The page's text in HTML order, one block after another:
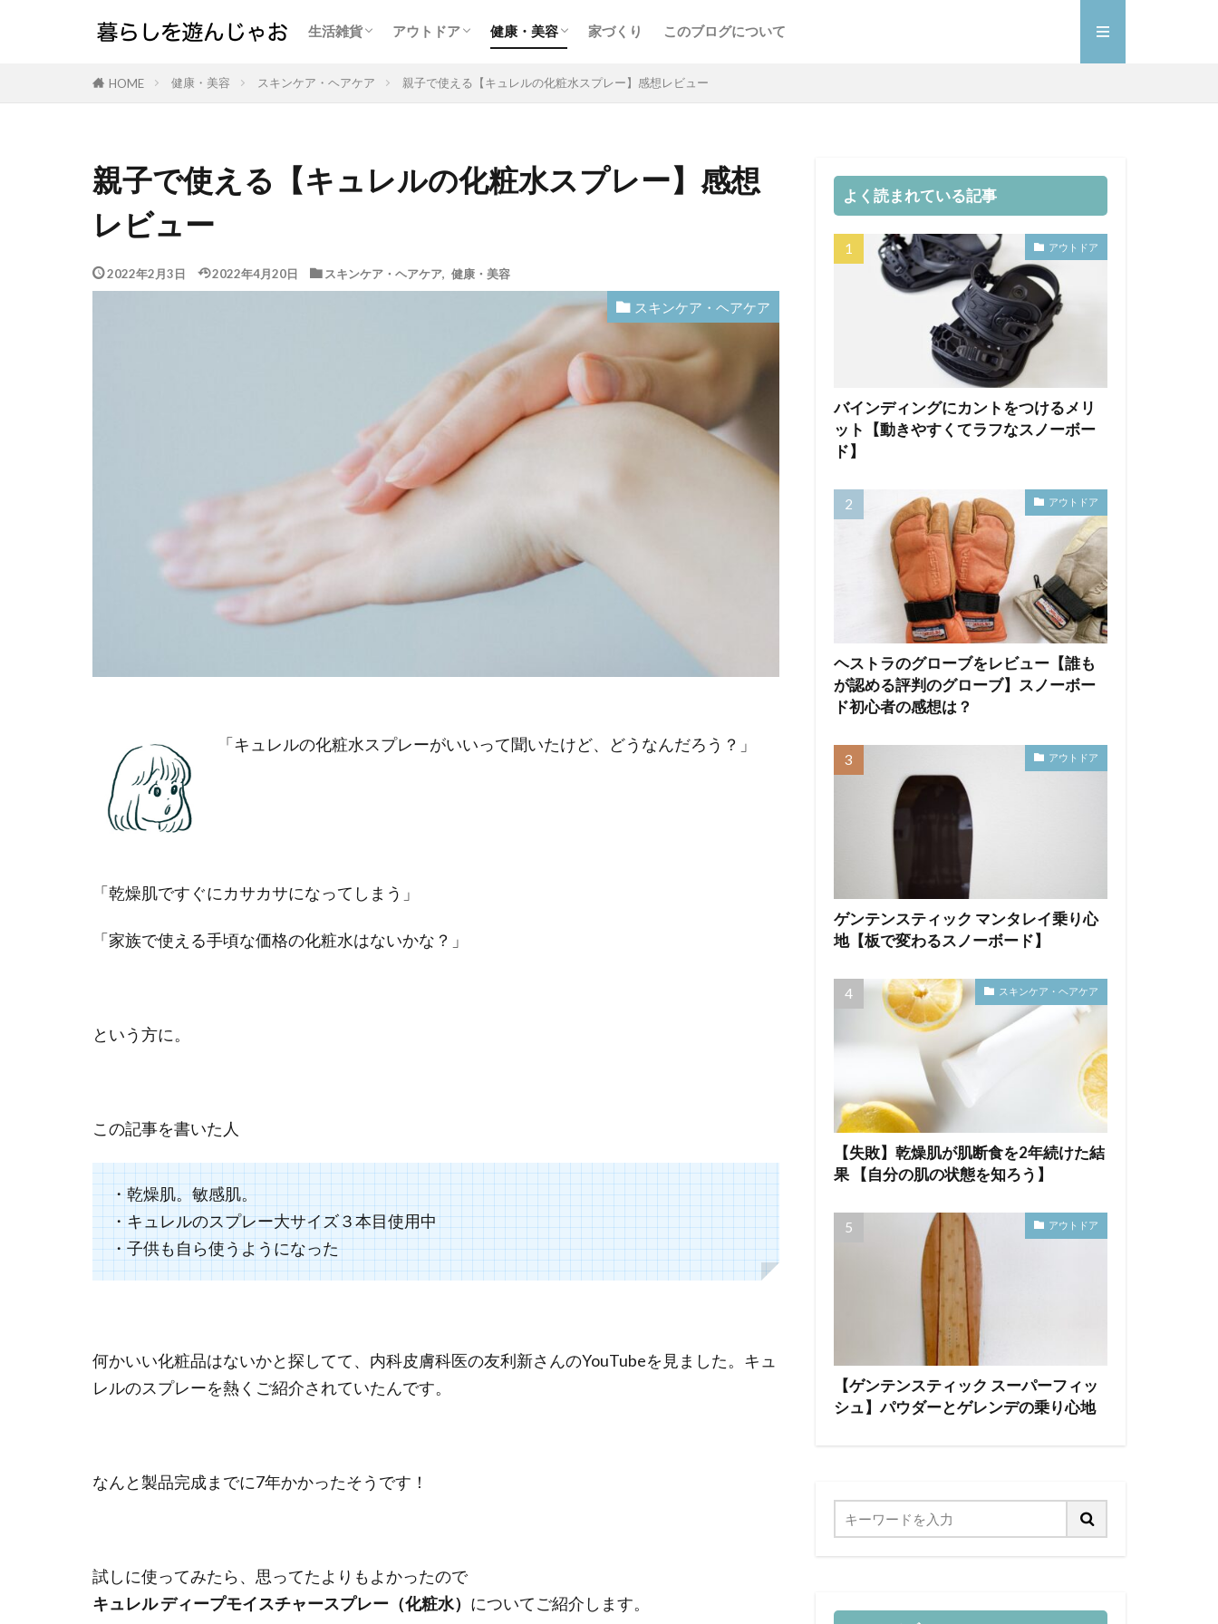
生活雑貨 アウトドア 健康・美容 家づくり このブログについて
HOME 健康・美容 スキンケア・ヘアケア 親子で使える【キュレルの化粧水スプレー】感想レビュー
親子で使える【キュレルの化粧水スプレー】感想
レビュー
2022年2月3日 2022年4月20日 スキンケア・ヘアケア, 健康・美容
スキンケア・ヘアケア
「キュレルの化粧水スプレーがいいって聞いたけど、どうなんだろう？」
「乾燥肌ですぐにカサカサになってしまう」
「家族で使える手頃な価格の化粧水はないかな？」
という方に。
この記事を書いた人
・乾燥肌。敏感肌。
・キュレルのスプレー大サイズ３本目使用中
・子供も自ら使うようになった
何かいい化粧品はないかと探してて、内科皮膚科医の友利新さんのYouTubeを見ました。キュ
レルのスプレーを熱くご紹介されていたんです。
なんと製品完成までに7年かかったそうです！
試しに使ってみたら、思ってたよりもよかったので
キュレル ディープモイスチャースプレー（化粧水） についてご紹介します。
よく読まれている記事
アウトドア
バインディングにカントをつけるメリ
ット【動きやすくてラフなスノーボー
ド】
アウトドア
ヘストラのグローブをレビュー【誰も
が認める評判のグローブ】スノーボー
ド初心者の感想は？
アウトドア
ゲンテンスティック マンタレイ乗り心
地【板で変わるスノーボード】
スキンケア・ヘアケア
【失敗】乾燥肌が肌断食を2年続けた結
果 【自分の肌の状態を知ろう】
アウトドア
【ゲンテンスティック スーパーフィッ
シュ】パウダーとゲレンデの乗り心地